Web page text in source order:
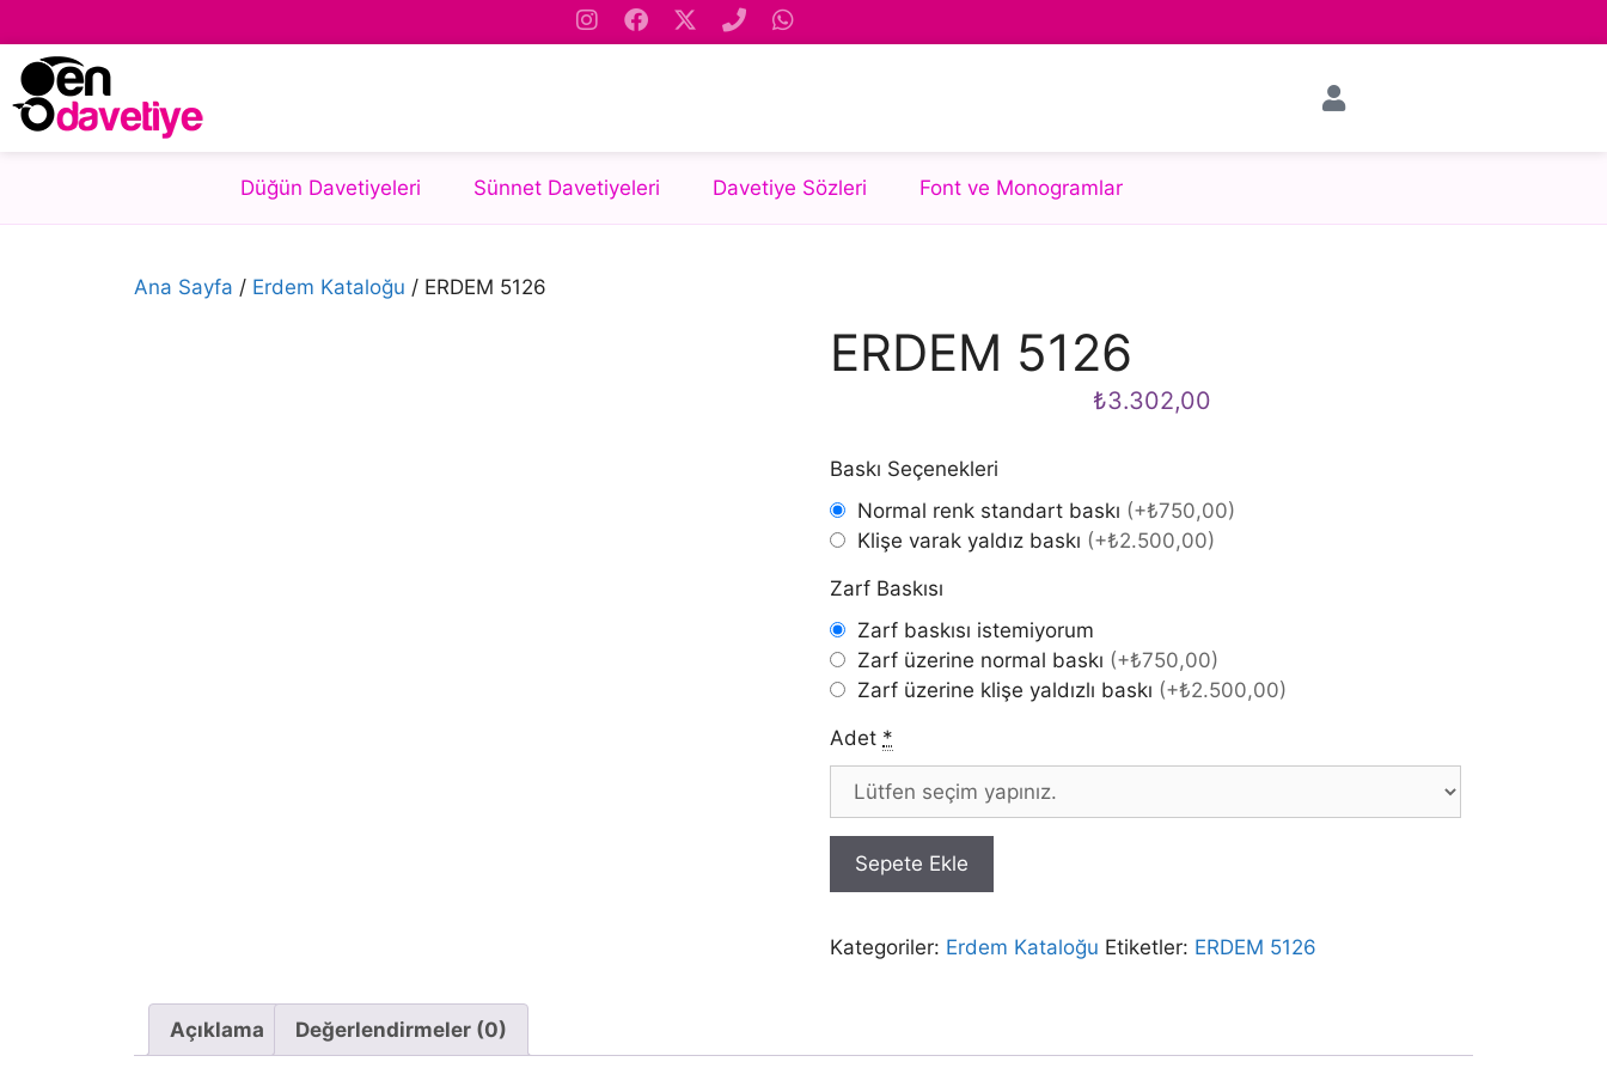
Düğün Davetiyeleri Sünnet Davetiyeleri Davetiye Sözleri Font ve Monogramlar
Ana Sayfa / Erdem Kataloğu / ERDEM 5126
ERDEM 5126
₺3.302,00
Baskı Seçenekleri
Normal renk standart baskı (+₺750,00)
Klişe varak yaldız baskı (+₺2.500,00)
Zarf Baskısı
Zarf baskısı istemiyorum
Zarf üzerine normal baskı (+₺750,00)
Zarf üzerine klişe yaldızlı baskı (+₺2.500,00)
Adet *
Sepete Ekle
Kategoriler: Erdem Kataloğu Etiketler: ERDEM 5126
Açıklama Değerlendirmeler (0)